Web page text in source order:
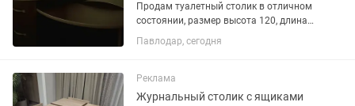
Продам туалетный столик в отличном
состоянии, размер высота 120, длина
107, ширина 48
Павлодар, сегодня
Реклама
Журнальный столик с ящиками